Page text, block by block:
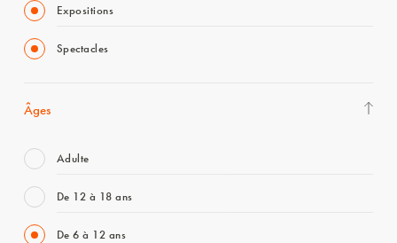
Expositions
Spectacles
Âges
Adulte
De 12 à 18 ans
De 6 à 12 ans